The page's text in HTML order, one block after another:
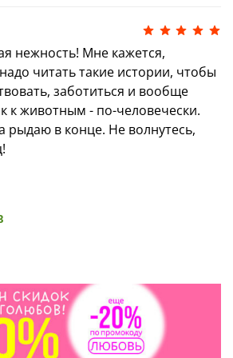
до последней страницы.
детям, которые любят
о дружбе и животных.
нежность! Мне кажется,
читать такие истории, чтобы
заботиться и вообще
к животным - по-человечески.
рыдаю в конце. Не волнутесь,